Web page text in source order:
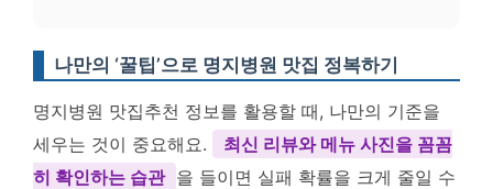
나만의 ‘꿀팁’으로 명지병원 맛집 정복하기
명지병원 맛집추천 정보를 활용할 때, 나만의 기준을
세우는 것이 중요해요.
최신 리뷰와 메뉴 사진을 꼼꼼
히 확인하는 습관 을 들이면 실패 확률을 크게 줄일 수